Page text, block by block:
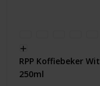
RPP Koffiebeker Wit
250ml